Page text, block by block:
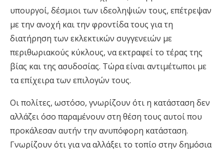
υπουργοί, δέσμιοι των ιδεοληψιών τους, επέτρεψαν
με την ανοχή και την φροντίδα τους για τη
διατήρηση των εκλεκτικών συγγενειών με
περιθωριακούς κύκλους, να εκτραφεί το τέρας της
βίας και της ασυδοσίας. Τώρα είναι αντιμέτωποι με
τα επίχειρα των επιλογών τους.
Οι πολίτες, ωστόσο, γνωρίζουν ότι η κατάσταση δεν
αλλάζει όσο παραμένουν στη θέση τους αυτοί που
προκάλεσαν αυτήν την ανυπόφορη κατάσταση.
Γνωρίζουν ότι για να αλλάξει το τοπίο στην δημόσια